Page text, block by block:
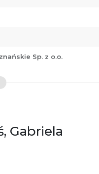
Sp. z o.o.
Gabriela